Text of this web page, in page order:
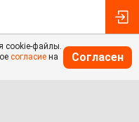
cookie-файлы.
согласие на
Согласен